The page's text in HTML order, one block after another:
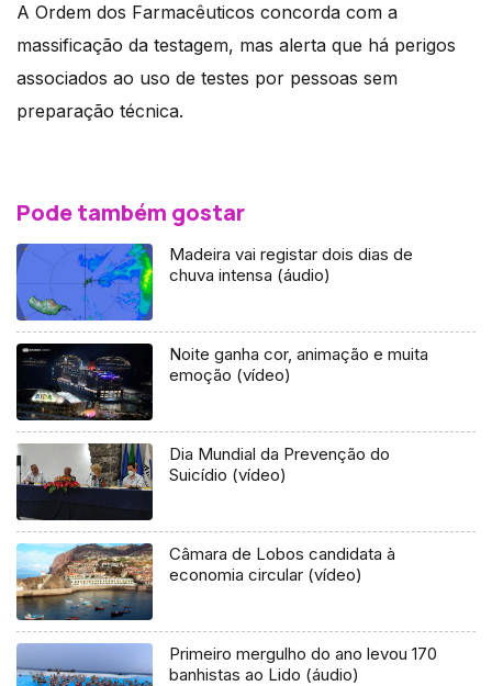
A Ordem dos Farmacêuticos concorda com a
massificação da testagem, mas alerta que há perigos
associados ao uso de testes por pessoas sem
preparação técnica.
Pode também gostar
Madeira vai registar dois dias de
chuva intensa (áudio)
Noite ganha cor, animação e muita
emoção (vídeo)
Dia Mundial da Prevenção do
Suicídio (vídeo)
Câmara de Lobos candidata à
economia circular (vídeo)
Primeiro mergulho do ano levou 170
banhistas ao Lido (áudio)